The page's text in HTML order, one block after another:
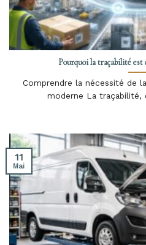
Pourquoi la traçabilité est
Comprendre la nécessité de
moderne La traçabilité,
11
Mai